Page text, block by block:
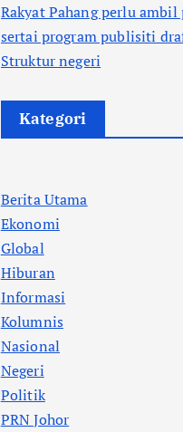
Rakyat Pahang perlu ambil
sertai program publisiti
Struktur negeri
Kategori
Berita Utama
Ekonomi
Global
Hiburan
Informasi
Kolumnis
Nasional
Negeri
Politik
PRN Johor